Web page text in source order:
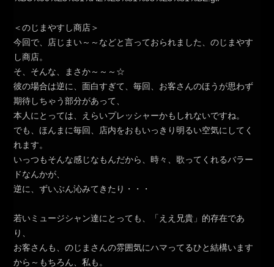
＜のじまやすし商店＞
今回で、店じまい～～などと言っておられました、のじまやす
し商店。
そ、そんな、まさか～～～☆
彼の場合は逆に、面白すぎて、毎回、お客さんのほうが思わず
期待しちゃう部分があって、
本人にとっては、えらいプレッシャーかもしれないですね。
でも、ほんまに毎回、店内をおもいっきり明るい空気にしてく
れます。
いっつもそんな感じなもんだから、時々、歌ってくれるバラー
ドなんかが、
逆に、ずいぶん沁みてきたり・・・
若いミュージシャン達にとっても、「ええ兄貴」的存在であ
り、
お客さんも、のじまさんの雰囲気にハマってるひと結構います
から～もちろん、私も。